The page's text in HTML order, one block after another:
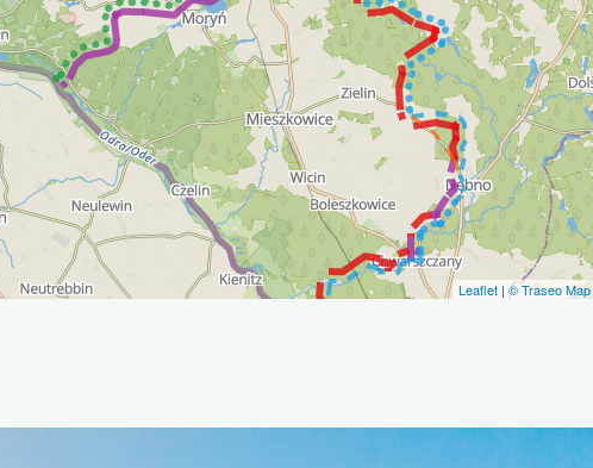
Leaflet | © Traseo Map